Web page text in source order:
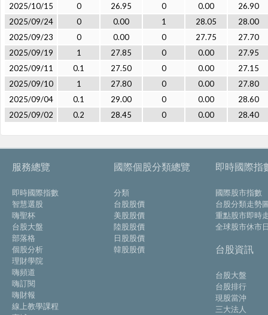
2025/10/15
0 26.95 0 0.00
26.90
2025/09/24
0 0.00 1 28.05
28.00
2025/09/23
0 0.00 0 27.75
27.70
2025/09/19
1 27.85 0 0.00
27.95
2025/09/11
0.1 27.50 0 0.00
27.15
2025/09/10
1 27.80 0 0.00
27.80
2025/09/04
0.1 29.00 0 0.00
28.60
2025/09/02
0.2 28.45 0 0.00 28.40
服務總覽
即時國際指數
智慧選股
嗨聖杯
台股大盤
部落格
個股分析
理財學院
嗨頻道
嗨訂閱
嗨財報
線上教學課程
國際個股分類總覽
分類
台股股價
美股股價
陸股股價
日股股價
韓股股價
即時國際指
國際股市指數
台股分類走勢
重點股市即時
全球股市休市
台股資訊
台股大盤
台股排行
現股當沖
三大法人